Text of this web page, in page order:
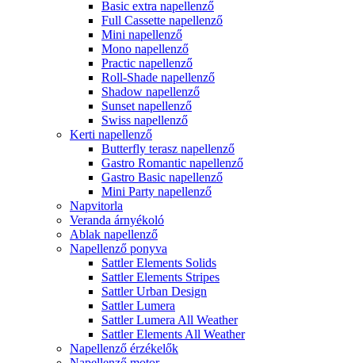
Basic extra napellenző
Full Cassette napellenző
Mini napellenző
Mono napellenző
Practic napellenző
Roll-Shade napellenző
Shadow napellenző
Sunset napellenző
Swiss napellenző
Kerti napellenző
Butterfly terasz napellenző
Gastro Romantic napellenző
Gastro Basic napellenző
Mini Party napellenző
Napvitorla
Veranda árnyékoló
Ablak napellenző
Napellenző ponyva
Sattler Elements Solids
Sattler Elements Stripes
Sattler Urban Design
Sattler Lumera
Sattler Lumera All Weather
Sattler Elements All Weather
Napellenző érzékelők